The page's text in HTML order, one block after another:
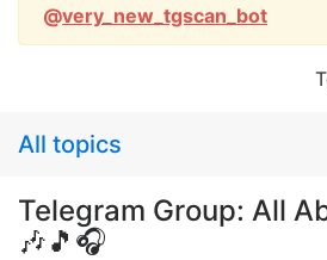
@very_new_tgscan_bot
All topics
Telegram Group: All
🎶🎵🎧